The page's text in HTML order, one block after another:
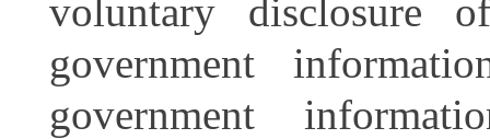
voluntary disclosure
government
government